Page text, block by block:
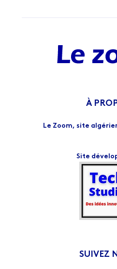
À
Le Zoom, site
Site
SUIVEZ